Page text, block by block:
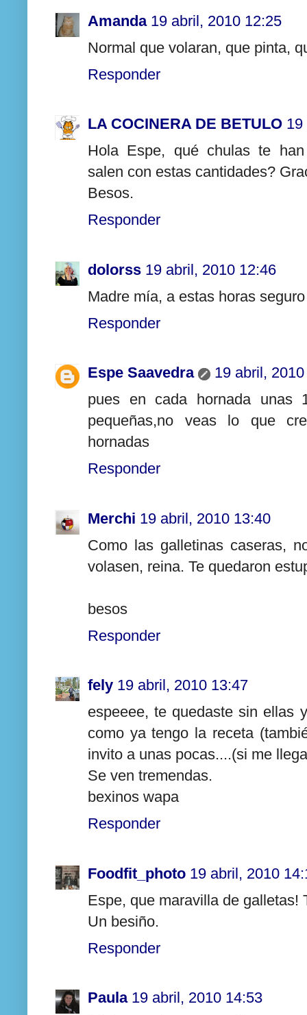
Amanda 19 abril, 2010 12:25
Normal que volaran, que pinta,
Responder
LA COCINERA DE BETULO 19
Hola Espe, qué chulas te
salen con estas cantidades?
Besos.
Responder
dolorss 19 abril, 2010 12:46
Madre mía, a estas horas
Responder
Espe Saavedra
19 abril,
pues en cada hornada unas
pequeñas,no veas lo que
hornadas
Responder
Merchi 19 abril, 2010 13:40
Como las galletinas caseras,
volasen, reina. Te quedaron
besos
Responder
fely 19 abril, 2010 13:47
espeeee, te quedaste sin ellas
como ya tengo la receta
invito a unas pocas....(si me
Se ven tremendas.
bexinos wapa
Responder
Foodfit_photo 19 abril, 2010
Espe, que maravilla de galletas!
Un besiño.
Responder
Paula 19 abril, 2010 14:53